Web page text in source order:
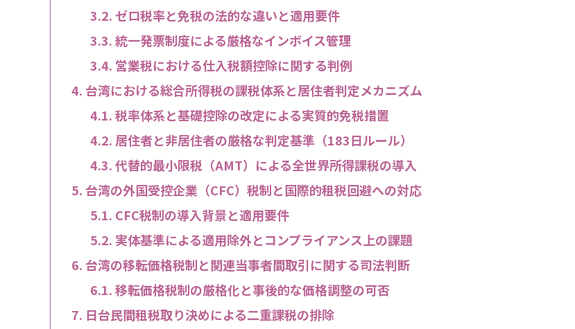
ゼロ税率と免税の法的な違いと適用要件
統一発票制度による厳格なインボイス管理
営業税における仕入税額控除に関する判例
台湾における総合所得税の課税体系と居住者判定メカニズム
税率体系と基礎控除の改定による実質的免税措置
居住者と非居住者の厳格な判定基準（183日ルール）
代替的最小限税（AMT）による全世界所得課税の導入
台湾の外国受控企業（CFC）税制と国際的租税回避への対応
CFC税制の導入背景と適用要件
実体基準による適用除外とコンプライアンス上の課題
台湾の移転価格税制と関連当事者間取引に関する司法判断
移転価格税制の厳格化と事後的な価格調整の可否
日台民間租税取り決めによる二重課税の排除